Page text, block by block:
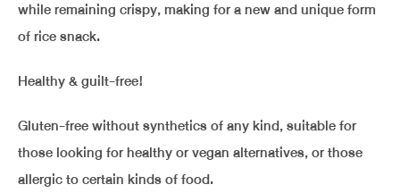
while remaining crispy, making for a new and unique form
of rice snack.
Healthy & guilt-free!
Gluten-free without synthetics of any kind, suitable for
those looking for healthy or vegan alternatives, or those
allergic to certain kinds of food.